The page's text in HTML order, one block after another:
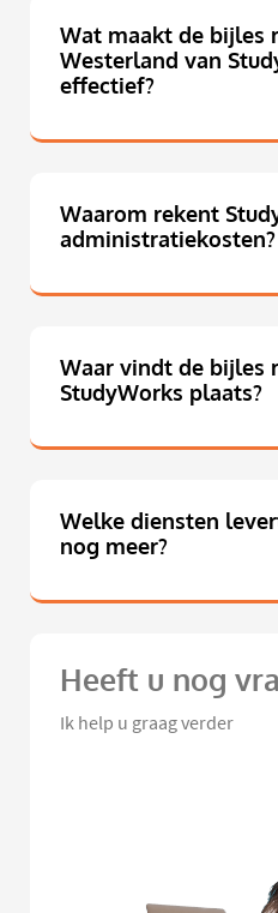
Wat maakt de bijles
Westerland van
effectief?
Waarom rekent
administratiekosten?
Waar vindt de bijles
StudyWorks plaats?
Welke diensten
nog meer?
Heeft u nog
Ik help u graag verder